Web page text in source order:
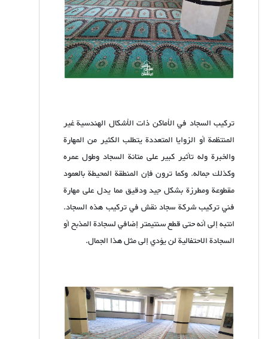
تركيب السجاد في الأماكن ذات الأشكال الهندسية غير
المنتظمة أو الزوايا المتعددة يتطلب الكثير من المهارة
والخبرة وله تأثير كبير على متانة السجاد وطول عمره
وكذلك جماله. وكما ترون فإن المنطقة المحيطة بالعمود
مقطوعة ومطرزة بشكل جيد ودقيق مما يدل على مهارة
فني تركيب شركة سجاد نقش في تركيب هذه السجاد.
انتبه إلى أنه حتى قطع سنتيمتر إضافي لسجادة المذبح أو
السجادة الاحتفالية لن يؤدي إلى مثل هذا الجمال.